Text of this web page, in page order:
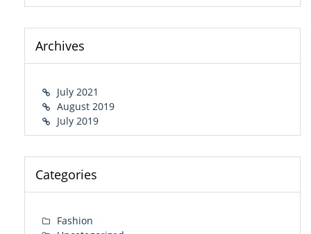
Archives
July 2021
August 2019
July 2019
Categories
Fashion